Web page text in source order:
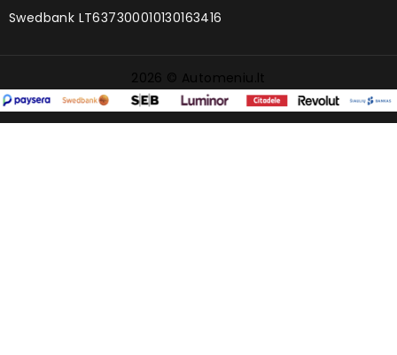
Swedbank LT637300010130163416
2026 © Automeniu.lt